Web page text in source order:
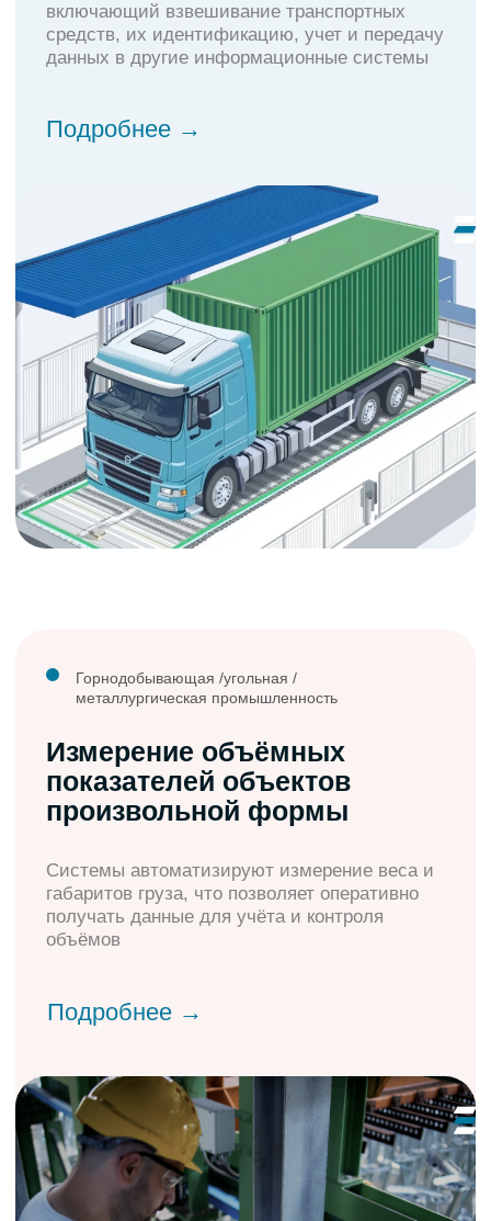
Температурный контроль
и вибродиагностика
критически важного
оборудования
Метод, основанный на анализе вибраций
оборудования для выявления дефектов
и неисправностей.
Горнодобывающая/ энергетическая /нефтегазовая/
перерабатывающая промышленность
Задайте нам вопрос - оставьте заявку,
мы Вам перезвоним
Связатьсяс нами